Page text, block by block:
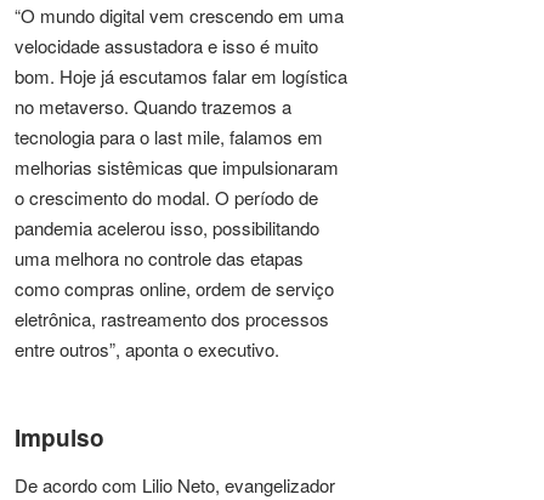
“O mundo digital vem crescendo em uma
velocidade assustadora e isso é muito
bom. Hoje já escutamos falar em logística
no metaverso. Quando trazemos a
tecnologia para o last mile, falamos em
melhorias sistêmicas que impulsionaram
o crescimento do modal. O período de
pandemia acelerou isso, possibilitando
uma melhora no controle das etapas
como compras online, ordem de serviço
eletrônica, rastreamento dos processos
entre outros”, aponta o executivo.
Impulso
De acordo com Lilio Neto, evangelizador